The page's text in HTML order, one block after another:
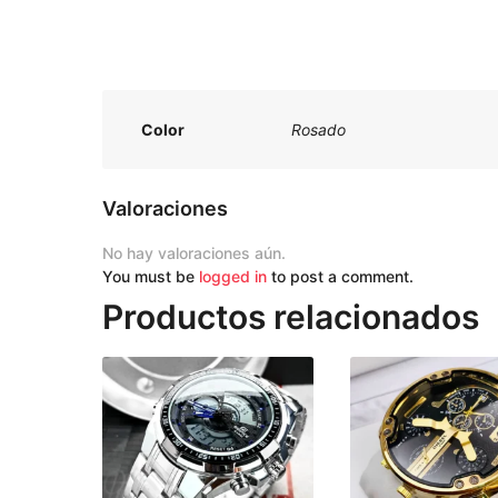
Color Rosado
Valoraciones
No hay valoraciones aún.
You must be logged in to post a comment.
Productos relacionados